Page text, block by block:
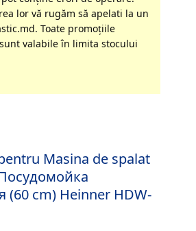
lor vă rugăm să apelati la un
Toate promoţiile
valabile în limita stocului
Masina de spalat
(60 cm) Heinner HDW-